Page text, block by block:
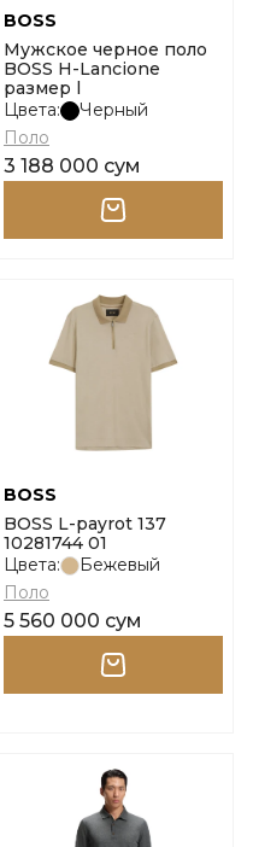
BOSS
Мужское черное поло
BOSS H-Lancione
размер l
Цвета:
Черный
Поло
3 188 000 сум
BOSS
BOSS L-payrot 137
10281744 01
Цвета:
Бежевый
Поло
5 560 000 сум